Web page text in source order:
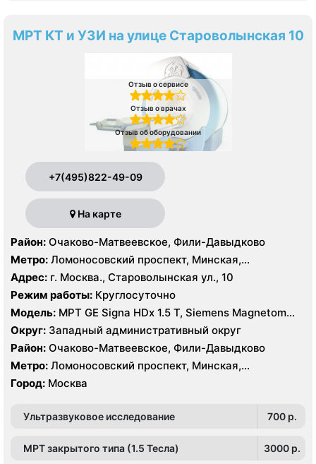
МРТ КТ и УЗИ на улице Староволынская 10
Отзыв о сервисе
Отзыв о врачах
Отзыв об оборудовании
+7(495)822-49-09
На карте
Район: Очаково-Матвеевское, Фили-Давыдково
Метро: Ломоносовский проспект, Минская,
Славянский бульвар
Адрес: г. Москва., Староволынская ул., 10
Режим работы: Круглосуточно
Модель: МРТ GE Signa HDx 1.5 T, Siemens Magnetom
Harmony 1.0 Т, КТ GE Healthcare Optima CT660 64
среза, GE Healthcare BrightSpeed 16 срезов, УЗИ
Hitachi Hi Vision Preirus, GE Voluson E8
Округ: Западный административный округ
Район: Очаково-Матвеевское, Фили-Давыдково
Метро: Ломоносовский проспект, Минская,
Славянский бульвар
Город: Москва
Ультразвуковое исследование 700 p.
МРТ закрытого типа (1.5 Тесла) 3000 p.